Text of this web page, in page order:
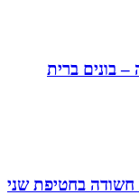
– בונים ברית
בחטיפת שני